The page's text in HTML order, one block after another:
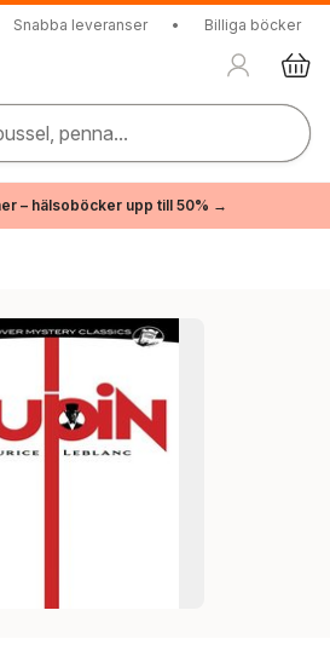
Snabba leveranser • Billiga böcker
penna...
– hälsoböcker upp till 50% →